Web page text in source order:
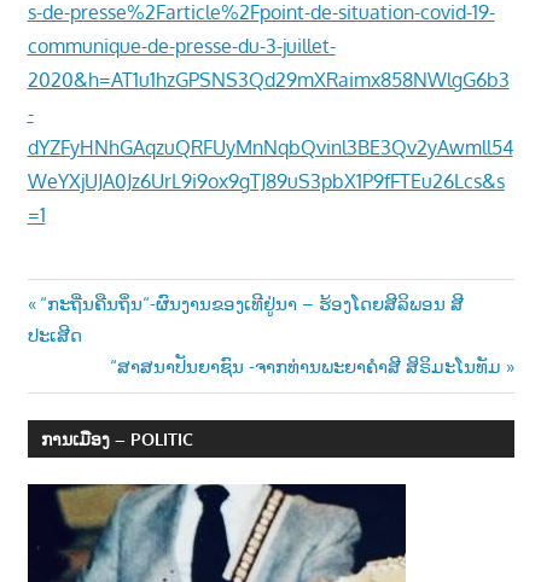
s-de-presse%2Farticle%2Fpoint-de-situation-covid-19-
communique-de-presse-du-3-juillet-
2020&h=AT1u1hzGPSNS3Qd29mXRaimx858NWlgG6b3
-
dYZFyHNhGAqzuQRFUyMnNqbQvinl3BE3Qv2yAwmll54
WeYXjUJA0Jz6UrL9i9ox9gTJ89uS3pbX1P9fFTEu26Lcs&s
=1
Post
navigation
Previous
Post:
“ກະຖີ່ນຄືນຖິ່ນ“-ຜົນງານຂອງເທີຢູ່ນາ – ຮ້ອງໂດຍສີລິພອນ ສີ
ປະເສີດ
Next
Post:
“ສາສນາປັນຍາຊົນ -ຈາກທ່ານພະຍາຄຳສີ ສິຣິມະໂນທັມ
ການເມືອງ – POLITIC